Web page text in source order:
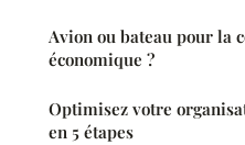
Avion ou bateau pour la
économique ?
Optimisez votre
en 5 étapes